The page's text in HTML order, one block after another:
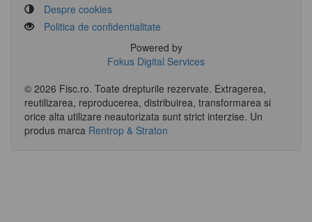
Despre cookies
Politica de confidentialitate
Powered by
Fokus Digital Services
© 2026 Fisc.ro. Toate drepturile rezervate. Extragerea,
reutilizarea, reproducerea, distribuirea, transformarea si
orice alta utilizare neautorizata sunt strict interzise. Un
produs marca Rentrop & Straton